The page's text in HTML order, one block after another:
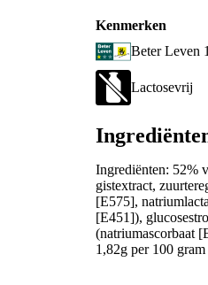
Kenmerken
Beter Leven
Lactosevrij
Ingrediënten: 52%
gistextract,
[E575],
[E451]),
(natriumascorbaat
1,82g per 100 gram